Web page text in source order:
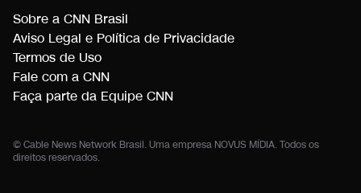
Sobre a CNN Brasil
Aviso Legal e Política de Privacidade
Termos de Uso
Fale com a CNN
Faça parte da Equipe CNN
© Cable News Network Brasil. Uma empresa NOVUS MÍDIA. Todos os
direitos reservados.